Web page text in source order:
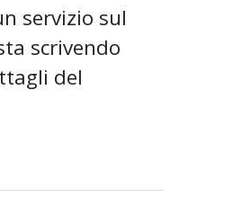
servizio sul
scrivendo
del